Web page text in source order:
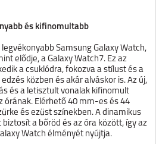
és kifinomultabb
Samsung Galaxy Watch,
elődje, a Galaxy Watch7. Ez az
a csuklódra, fokozva a stílust és a
közben és akár alváskor is. Az új,
és a letisztult vonalak kifinomult
órának. Elérhető 40 mm-es és 44
és ezüst színekben. A dinamikus
a bőröd és az óra között, így az
Watch élményét nyújtja.